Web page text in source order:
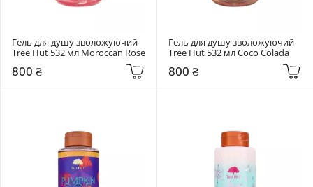
Гель для душу зволожуючий
Tree Hut 532 мл Moroccan Rose
800 ₴
Гель для душу зволожуючий
Tree Hut 532 мл Coco Colada
800 ₴